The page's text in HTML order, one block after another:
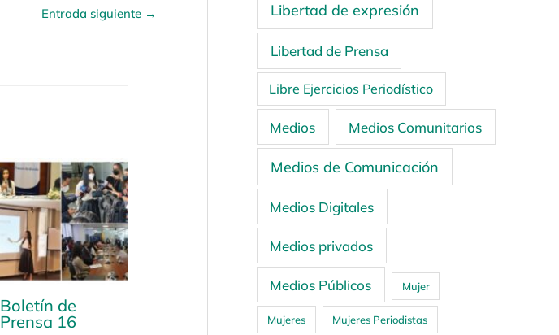
Entrada siguiente →
Boletín de
Prensa 16
Libertad de expresión
Libertad de Prensa
Libre Ejercicios Periodístico
Medios Medios Comunitarios
Medios de Comunicación
Medios Digitales
Medios privados
Medios Públicos Mujer
Mujeres Mujeres Periodistas